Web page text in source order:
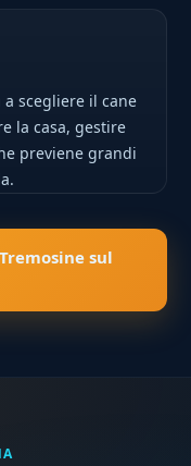
scegliere il cane
la casa, gestire
previene grandi
sul